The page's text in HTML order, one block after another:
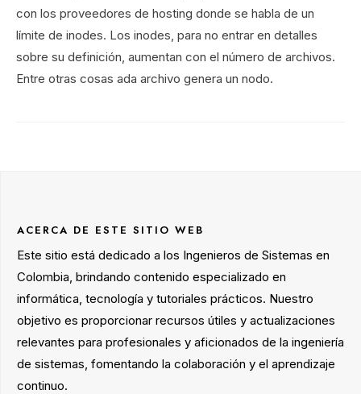
con los proveedores de hosting donde se habla de un
límite de inodes. Los inodes, para no entrar en detalles
sobre su definición, aumentan con el número de archivos.
Entre otras cosas ada archivo genera un nodo.
ACERCA DE ESTE SITIO WEB
Este sitio está dedicado a los Ingenieros de Sistemas en
Colombia, brindando contenido especializado en
informática, tecnología y tutoriales prácticos. Nuestro
objetivo es proporcionar recursos útiles y actualizaciones
relevantes para profesionales y aficionados de la ingeniería
de sistemas, fomentando la colaboración y el aprendizaje
continuo.